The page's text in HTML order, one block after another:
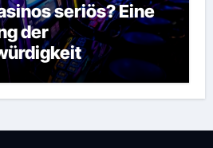
seriös? Eine
der